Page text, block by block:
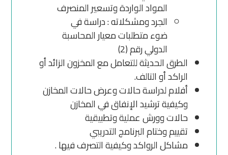
المواد الواردة وتسعير المنصرف
الجرد ومشكلاته : دراسة في
ضوء متطلبات معيار المحاسبة
الدولي رقم (2)
الطرق الحديثة للتعامل مع المخزون الزائد أو
الراكد أو التالف.
أفلام لدراسة حالات وعرض حالات المخازن
وكيفية ترشيد الإنفاق في المخازن
حالات وورش عملية وتطبيقية
تقييم وختام البرنامج التدريبي
مشاكل الرواكد وكيفية التصرف فيها .